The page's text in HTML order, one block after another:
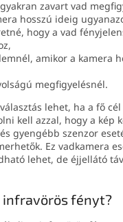
zavart vad
hosszú ideig
hogy a vad
amikor a kamera
megfigyelésnél.
lehet, ha a fő
kell azzal, hogy a kép
gyengébb szenzor
Ez vadkamera
lehet, de éjjellátó
infravörös fényt?